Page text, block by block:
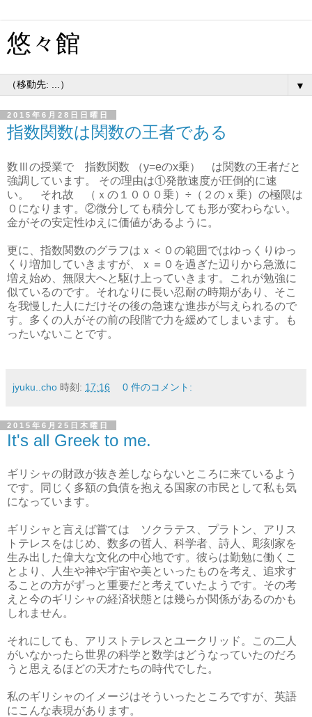
悠々館
▼
2015年6月28日日曜日
指数関数は関数の王者である
数Ⅲの授業で 指数関数 （y=eのx乗） は関数の王者だと
強調しています。 その理由は①発散速度が圧倒的に速
い。 それ故 （ｘの１０００乗）÷（２のｘ乗）の極限は
０になります。②微分しても積分しても形が変わらない。
金がその安定性ゆえに価値があるように。
更に、指数関数のグラフはｘ＜０の範囲ではゆっくりゆっ
くり増加していきますが、ｘ＝０を過ぎた辺りから急激に
増え始め、無限大へと駆け上っていきます。これが勉強に
似ているのです。それなりに長い忍耐の時期があり、そこ
を我慢した人にだけその後の急速な進歩が与えられるので
す。多くの人がその前の段階で力を緩めてしまいます。も
ったいないことです。
jyuku..cho 時刻: 17:16 0 件のコメント:
2015年6月25日木曜日
It's all Greek to me.
ギリシャの財政が抜き差しならないところに来ているよう
です。同じく多額の負債を抱える国家の市民として私も気
になっています。
ギリシャと言えば嘗ては ソクラテス、プラトン、アリス
トテレスをはじめ、数多の哲人、科学者、詩人、彫刻家を
生み出した偉大な文化の中心地です。彼らは勤勉に働くこ
とより、人生や神や宇宙や美といったものを考え、追求す
ることの方がずっと重要だと考えていたようです。その考
えと今のギリシャの経済状態とは幾らか関係があるのかも
しれません。
それにしても、アリストテレスとユークリッド。この二人
がいなかったら世界の科学と数学はどうなっていたのだろ
うと思えるほどの天才たちの時代でした。
私のギリシャのイメージはそういったところですが、英語
にこんな表現があります。